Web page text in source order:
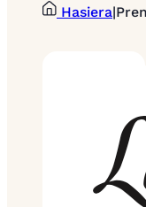
Hasiera|